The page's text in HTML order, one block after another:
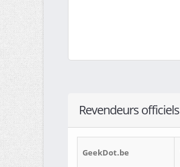
Revendeurs officiels
GeekDot.be